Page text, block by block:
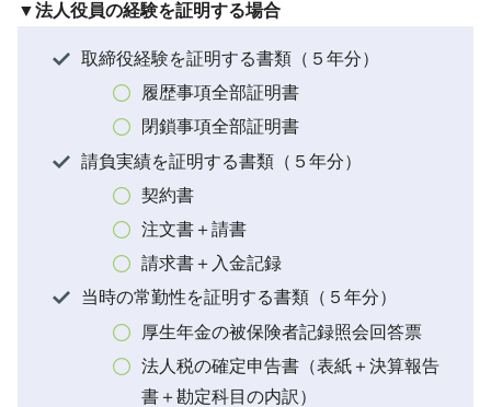
▼法人役員の経験を証明する場合
取締役経験を証明する書類（５年分）
履歴事項全部証明書
閉鎖事項全部証明書
請負実績を証明する書類（５年分）
契約書
注文書＋請書
請求書＋入金記録
当時の常勤性を証明する書類（５年分）
厚生年金の被保険者記録照会回答票
法人税の確定申告書（表紙＋決算報告
書＋勘定科目の内訳）